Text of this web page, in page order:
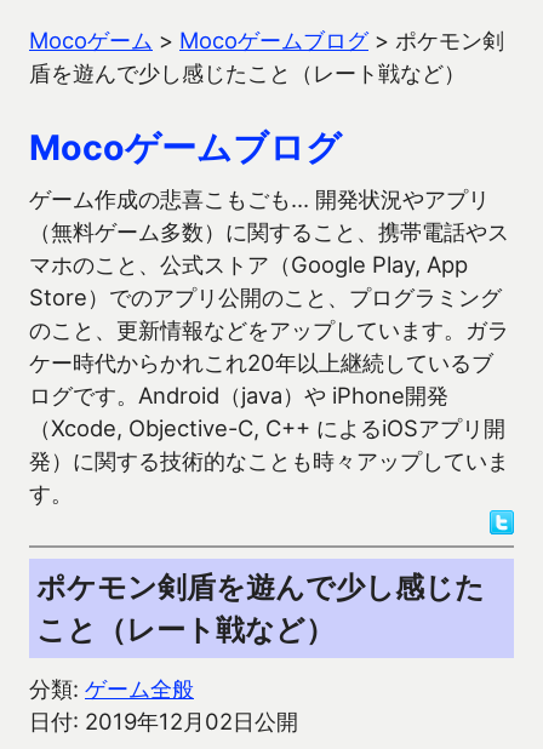
Mocoゲーム > Mocoゲームブログ> ポケモン剣
盾を遊んで少し感じたこと（レート戦など）
Mocoゲームブログ
ゲーム作成の悲喜こもごも… 開発状況やアプリ
（無料ゲーム多数）に関すること、携帯電話やス
マホのこと、公式ストア（Google Play, App
Store）でのアプリ公開のこと、プログラミング
のこと、更新情報などをアップしています。ガラ
ケー時代からかれこれ20年以上継続しているブ
ログです。Android（java）や iPhone開発
（Xcode, Objective-C, C++ によるiOSアプリ開
発）に関する技術的なことも時々アップしていま
す。
ポケモン剣盾を遊んで少し感じた
こと（レート戦など）
分類: ゲーム全般
日付: 2019年12月02日公開